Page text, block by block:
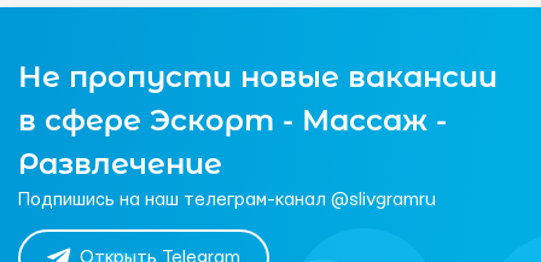
Не пропусти новые вакансии
в сфере Эскорт - Массаж -
Развлечение
Подпишись на наш телеграм-канал @slivgramru
Открыть Telegram